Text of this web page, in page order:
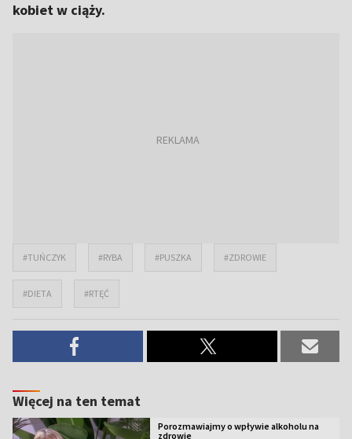
kobiet w ciąży.
#TUŃCZYK #RYBA #PUSZKA #ZDROWIE
#DIETA #RTĘĆ
Więcej na ten temat
Porozmawiajmy o wpływie alkoholu na
zdrowie